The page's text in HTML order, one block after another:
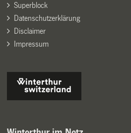
Superblock
Datenschutzerklärung
Disclaimer
Impressum